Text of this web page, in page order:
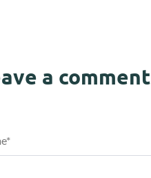
a comment